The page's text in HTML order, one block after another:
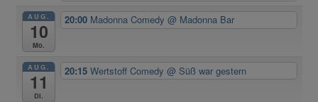
AUG.
10
Mo.
20:00 Madonna Comedy@ Madonna Bar
AUG.
11
Di.
20:15Wertstoff Comedy@ Süß war gestern